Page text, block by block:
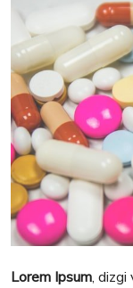
Lorem Ipsum, dizgi